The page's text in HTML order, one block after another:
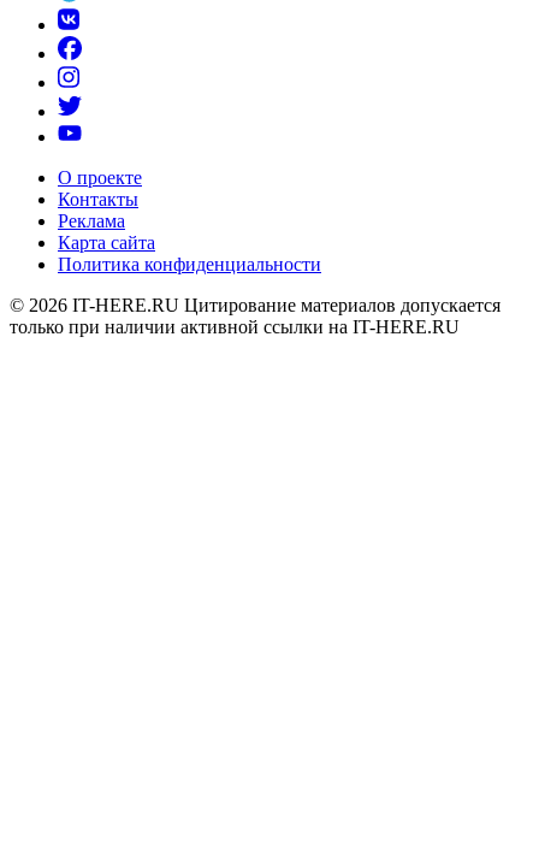
О проекте
Контакты
Реклама
Карта сайта
Политика конфиденциальности
© 2026 IT-HERE.RU Цитирование материалов допускается
только при наличии активной ссылки на IT-HERE.RU